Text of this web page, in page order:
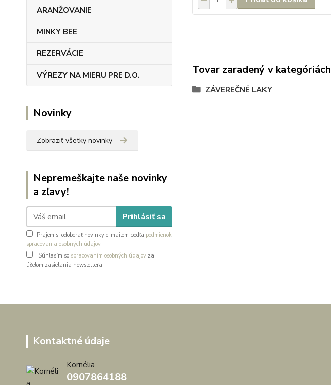
ARANŽOVANIE
MINKY BEE
REZERVÁCIE
VÝREZY NA MIERU PRE D.O.
Novinky
Zobraziť všetky novinky
Nepremeškajte naše novinky
a zľavy!
Prihlásiť sa
Prajem si odoberať novinky e-mailom podľa podmienok
spracovania osobných údajov.
Súhlasím so spracovaním osobných údajov za
účelom zasielania newslettera.
Tovar zaradený v kategóriách
ZÁVEREČNÉ LAKY
Kontaktné údaje
Kornélia
0907864188